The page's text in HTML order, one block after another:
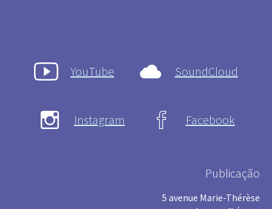
YouTube SoundCloud
Instagram Facebook
Publicação
5 avenue Marie-Thérèse